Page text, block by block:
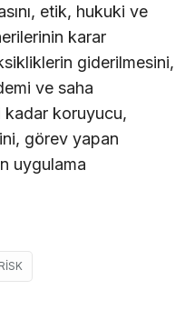
etik, hukuki ve
karar
giderilmesini,
ve saha
kadar koruyucu,
görev yapan
uygulama
RISK